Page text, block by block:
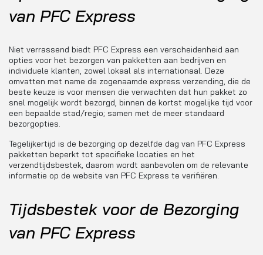
van PFC Express
Niet verrassend biedt PFC Express een verscheidenheid aan
opties voor het bezorgen van pakketten aan bedrijven en
individuele klanten, zowel lokaal als internationaal. Deze
omvatten met name de zogenaamde express verzending, die de
beste keuze is voor mensen die verwachten dat hun pakket zo
snel mogelijk wordt bezorgd, binnen de kortst mogelijke tijd voor
een bepaalde stad/regio; samen met de meer standaard
bezorgopties.
Tegelijkertijd is de bezorging op dezelfde dag van PFC Express
pakketten beperkt tot specifieke locaties en het
verzendtijdsbestek, daarom wordt aanbevolen om de relevante
informatie op de website van PFC Express te verifiëren.
Tijdsbestek voor de Bezorging
van PFC Express